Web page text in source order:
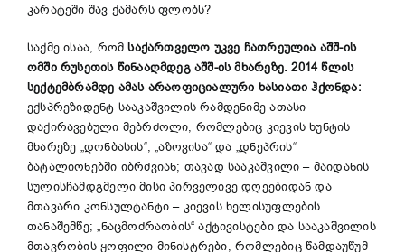
კარატეში შავ ქამარს ფლობს?
საქმე ისაა, რომსაქართველო უკვე ჩათრეულია აშშ-ის
ომში რუსეთის წინააღმდეგ აშშ-ის მხარეზე. 2014 წლის
სექტემბრამდე ამას არაოფიციალური ხასიათი ჰქონდა:
ექსპრეზიდენტ სააკაშვილის რამდენიმე ათასი
დაქირავებული მებრძოლი, რომლებიც კიევის ხუნტის
მხარეზე „დონბასის“, „აზოვისა“ და „დნეპრის“
ბატალიონებში იბრძვიან; თავად სააკაშვილი – მაიდანის
სულისჩამდგმელი მისი პირველივე დღეებიდან და
მთავარი კონსულტანტი – კიევის ხელისუფლების
თანაშემწე; „ნაცმოძრაობის“ აქტივისტები და სააკაშვილის
მთავრობის ყოფილი მინისტრები, რომლებიც წამდაუწუმ